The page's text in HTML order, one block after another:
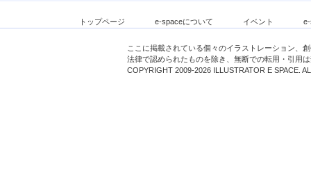
トップページ e-spaceについて イベント
ここに掲載されている個々のイラストレーション、
法律で認められたものを除き、無断での転用・引用
COPYRIGHT 2009-2026 ILLUSTRATOR E SPACE.